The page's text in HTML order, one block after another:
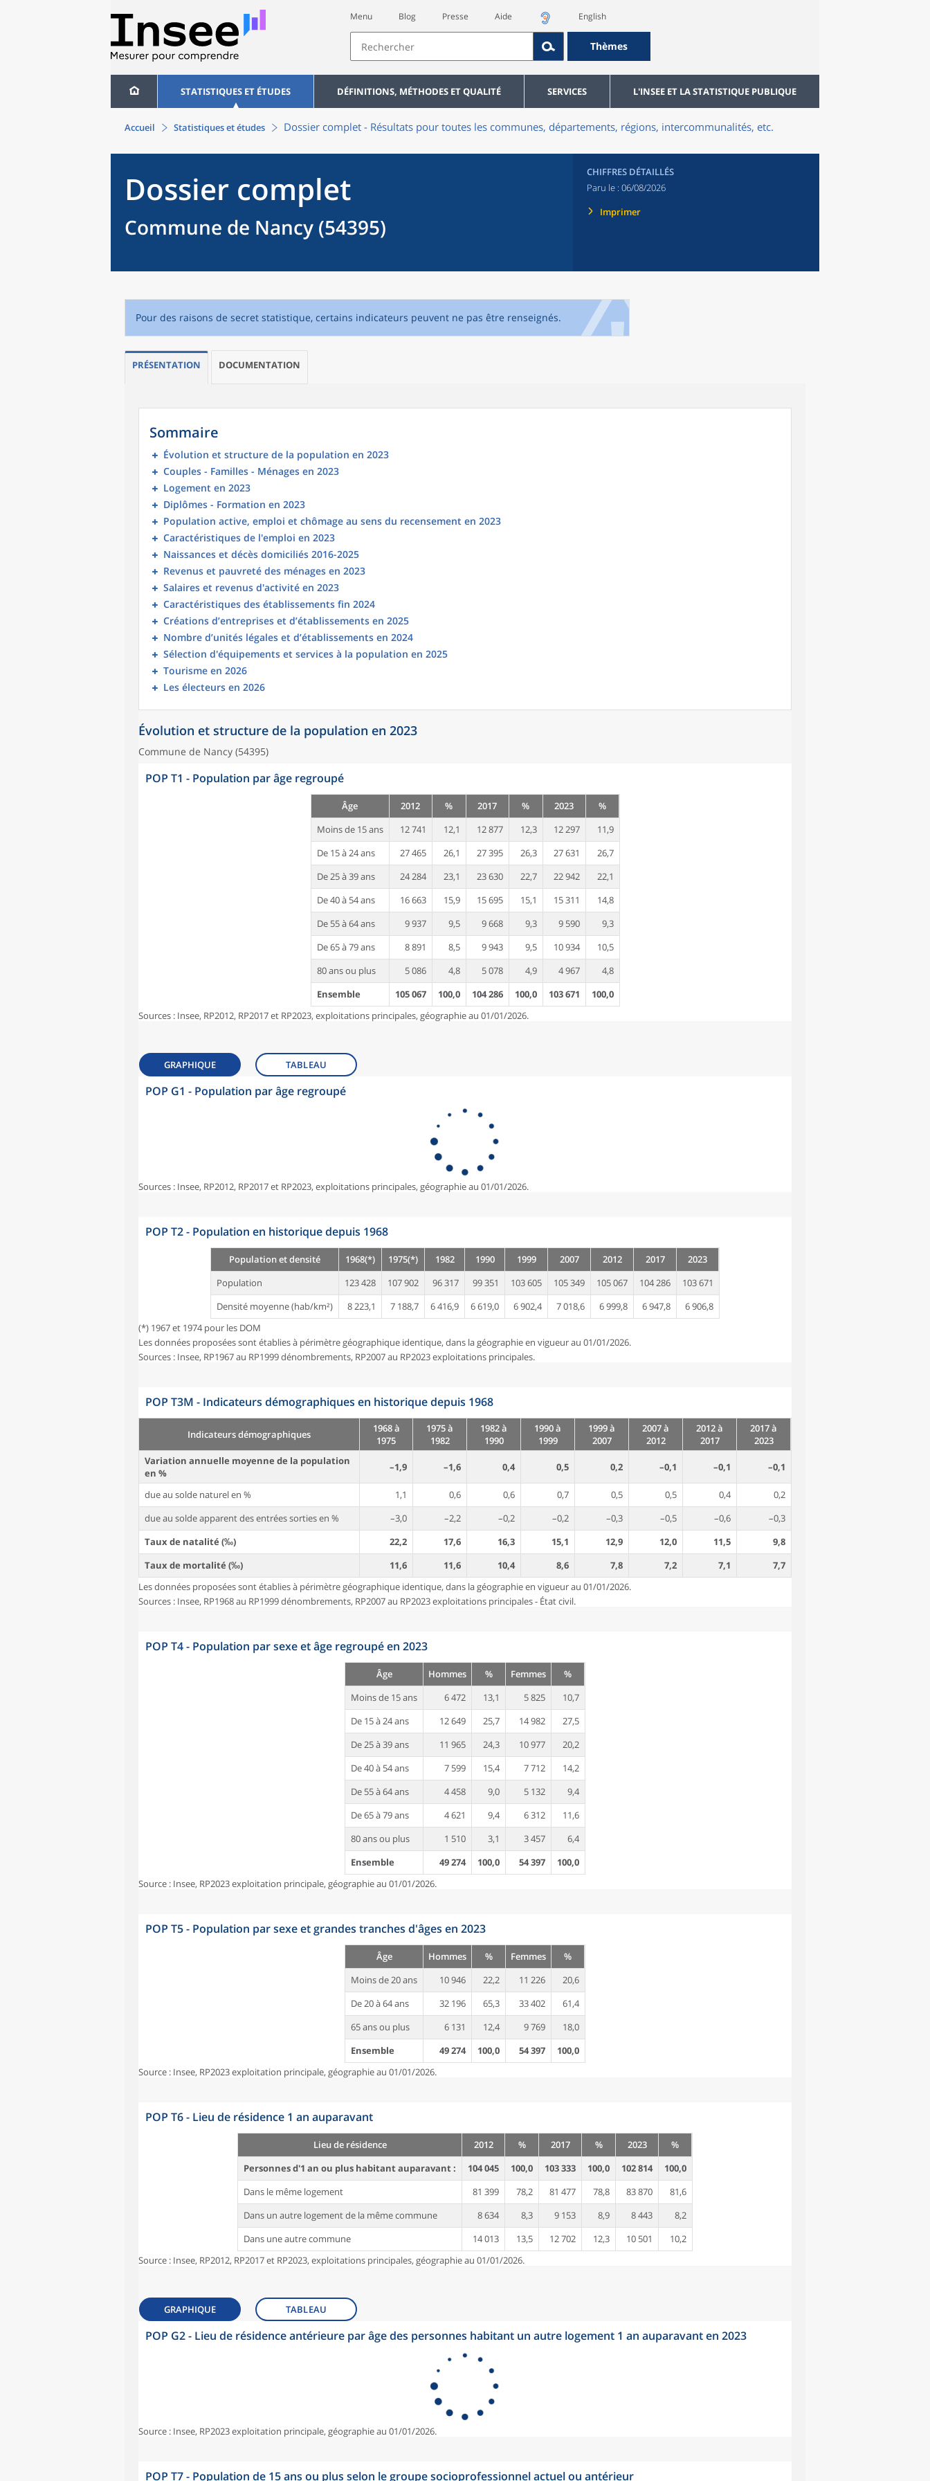
Menu Blog Presse Aide English
Thèmes
STATISTIQUES ET ÉTUDES DÉFINITIONS, MÉTHODES ET QUALITÉ SERVICES L'INSEE ET LA STATISTIQUE PUBLIQUE
Accueil Statistiques et études Dossier complet - Résultats pour toutes les communes, départements, régions, intercommunalités, etc.
Dossier complet
Commune de Nancy (54395)
CHIFFRES DÉTAILLÉS
Paru le : 06/08/2026
Imprimer
Pour des raisons de secret statistique, certains indicateurs peuvent ne pas être renseignés.
PRÉSENTATION DOCUMENTATION
Sommaire
Évolution et structure de la population en 2023
Couples - Familles - Ménages en 2023
Logement en 2023
Diplômes - Formation en 2023
Population active, emploi et chômage au sens du recensement en 2023
Caractéristiques de l'emploi en 2023
Naissances et décès domiciliés 2016-2025
Revenus et pauvreté des ménages en 2023
Salaires et revenus d'activité en 2023
Caractéristiques des établissements fin 2024
Créations d’entreprises et d’établissements en 2025
Nombre d’unités légales et d’établissements en 2024
Sélection d'équipements et services à la population en 2025
Tourisme en 2026
Les électeurs en 2026
Évolution et structure de la population en 2023
Commune de Nancy (54395)
POP T1 - Population par âge regroupé
Âge 2012 % 2017 % 2023
%
Moins de 15 ans
12 741 12,1 12 877 12,3 12 297
11,9
De 15 à 24 ans
27 465 26,1 27 395 26,3 27 631
26,7
De 25 à 39 ans
24 284 23,1 23 630 22,7 22 942
22,1
De 40 à 54 ans
16 663 15,9 15 695 15,1 15 311
14,8
De 55 à 64 ans
9 937 9,5 9 668 9,3 9 590
9,3
De 65 à 79 ans
8 891 8,5 9 943 9,5 10 934
10,5
80 ans ou plus
5 086 4,8 5 078 4,9 4 967
4,8
Ensemble
105 067 100,0 104 286 100,0 103 671
100,0
Sources : Insee, RP2012, RP2017 et RP2023, exploitations principales, géographie au 01/01/2026.
GRAPHIQUE TABLEAU
POP G1 - Population par âge regroupé
Sources : Insee, RP2012, RP2017 et RP2023, exploitations principales, géographie au 01/01/2026.
POP T2 - Population en historique depuis 1968
Population et densité 1968(*) 1975(*) 1982 1990 1999 2007 2012 2017
2023
Population
123 428 107 902 96 317 99 351 103 605 105 349 105 067 104 286
103 671
Densité moyenne (hab/km²)
8 223,1 7 188,7 6 416,9 6 619,0 6 902,4 7 018,6 6 999,8 6 947,8
6 906,8
(*) 1967 et 1974 pour les DOM
Les données proposées sont établies à périmètre géographique identique, dans la géographie en vigueur au 01/01/2026.
Sources : Insee, RP1967 au RP1999 dénombrements, RP2007 au RP2023 exploitations principales.
POP T3M - Indicateurs démographiques en historique depuis 1968
Indicateurs démographiques
1968 à
1975
1975 à
1982
1982 à
1990
1990 à
1999
1999 à
2007
2007 à
2012
2012 à
2017
2017 à
2023
Variation annuelle moyenne de la population
en %
–1,9 –1,6 0,4 0,5 0,2 –0,1 –0,1 –0,1
due au solde naturel en % 1,1 0,6 0,6 0,7 0,5 0,5 0,4
0,2
due au solde apparent des entrées sorties en %
–3,0 –2,2 –0,2 –0,2 –0,3 –0,5 –0,6
–0,3
Taux de natalité (‰)
22,2 17,6 16,3 15,1 12,9 12,0 11,5
9,8
Taux de mortalité (‰)
11,6 11,6 10,4 8,6 7,8 7,2 7,1
7,7
Les données proposées sont établies à périmètre géographique identique, dans la géographie en vigueur au 01/01/2026.
Sources : Insee, RP1968 au RP1999 dénombrements, RP2007 au RP2023 exploitations principales - État civil.
POP T4 - Population par sexe et âge regroupé en 2023
Âge Hommes % Femmes
%
Moins de 15 ans
6 472 13,1 5 825
10,7
De 15 à 24 ans
12 649 25,7 14 982
27,5
De 25 à 39 ans
11 965 24,3 10 977
20,2
De 40 à 54 ans
7 599 15,4 7 712
14,2
De 55 à 64 ans
4 458 9,0 5 132
9,4
De 65 à 79 ans
4 621 9,4 6 312
11,6
80 ans ou plus
1 510 3,1 3 457
6,4
Ensemble
49 274 100,0 54 397
100,0
Source : Insee, RP2023 exploitation principale, géographie au 01/01/2026.
POP T5 - Population par sexe et grandes tranches d'âges en 2023
Âge Hommes % Femmes
%
Moins de 20 ans
10 946 22,2 11 226
20,6
De 20 à 64 ans
32 196 65,3 33 402
61,4
65 ans ou plus
6 131 12,4 9 769
18,0
Ensemble
49 274 100,0 54 397
100,0
Source : Insee, RP2023 exploitation principale, géographie au 01/01/2026.
POP T6 - Lieu de résidence 1 an auparavant
Lieu de résidence 2012 % 2017 % 2023
%
Personnes d'1 an ou plus habitant auparavant :
104 045 100,0 103 333 100,0 102 814
100,0
Dans le même logement
81 399 78,2 81 477 78,8 83 870
81,6
Dans un autre logement de la même commune
8 634 8,3 9 153 8,9 8 443
8,2
Dans une autre commune
14 013 13,5 12 702 12,3 10 501
10,2
Source : Insee, RP2012, RP2017 et RP2023, exploitations principales, géographie au 01/01/2026.
GRAPHIQUE TABLEAU
POP G2 - Lieu de résidence antérieure par âge des personnes habitant un autre logement 1 an auparavant en 2023
Source : Insee, RP2023 exploitation principale, géographie au 01/01/2026.
POP T7 - Population de 15 ans ou plus selon le groupe socioprofessionnel actuel ou antérieur